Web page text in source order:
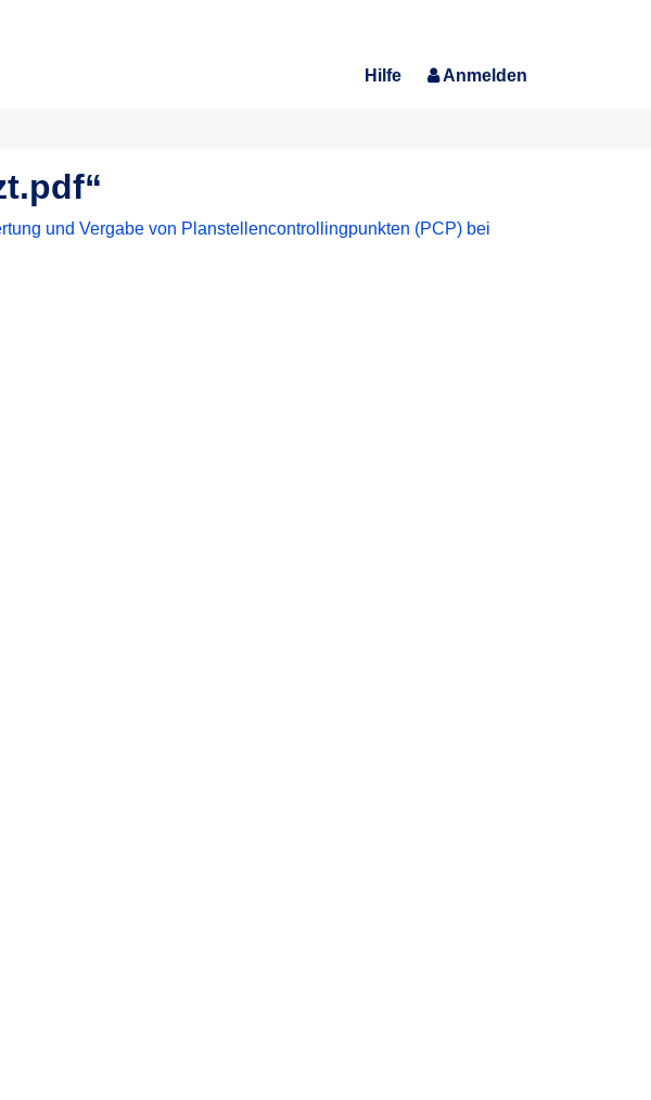
Hilfe Anmelden
und Vergabe von Planstellencontrollingpunkten (PCP) bei